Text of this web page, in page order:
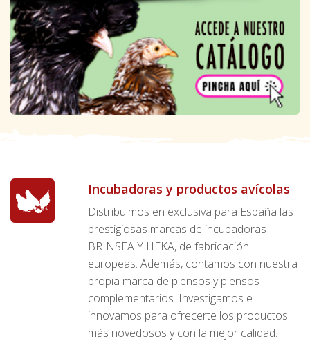
Incubadoras y productos avícolas
Distribuimos en exclusiva para España las
prestigiosas marcas de incubadoras
BRINSEA Y HEKA, de fabricación
europeas. Además, contamos con nuestra
propia marca de piensos y piensos
complementarios. Investigamos e
innovamos para ofrecerte los productos
más novedosos y con la mejor calidad.